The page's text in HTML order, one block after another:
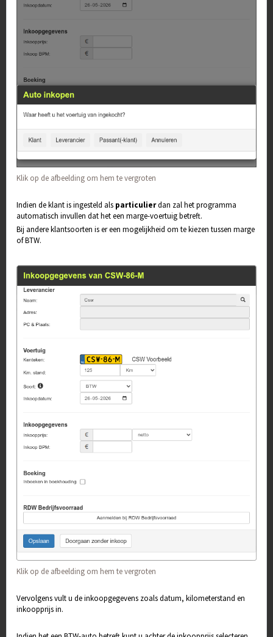
Klik op de afbeelding om hem te vergroten
Indien de klant is ingesteld als particulierdan zal het programma
automatisch invullen dat het een marge-voertuig betreft.
Bij andere klantsoorten is er een mogelijkheid om te kiezen tussen marge
of BTW.
Klik op de afbeelding om hem te vergroten
Vervolgens vult u de inkoopgegevens zoals datum, kilometerstand en
inkoopprijs in.